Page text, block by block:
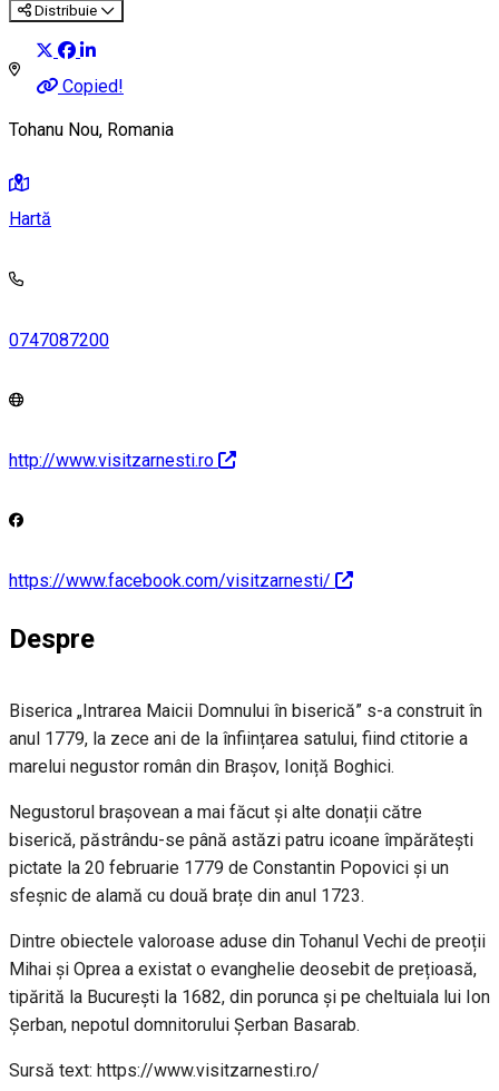
Distribuie
Copied!
Tohanu Nou, Romania
Hartă
0747087200
http://www.visitzarnesti.ro
https://www.facebook.com/visitzarnesti/
Despre
Biserica „Intrarea Maicii Domnului în biserică” s-a construit în
anul 1779, la zece ani de la înființarea satului, fiind ctitorie a
marelui negustor român din Brașov, Ioniță Boghici.
Negustorul brașovean a mai făcut și alte donații către
biserică, păstrându-se până astăzi patru icoane împărătești
pictate la 20 februarie 1779 de Constantin Popovici și un
sfeșnic de alamă cu două brațe din anul 1723.
Dintre obiectele valoroase aduse din Tohanul Vechi de preoții
Mihai și Oprea a existat o evanghelie deosebit de prețioasă,
tipărită la București la 1682, din porunca și pe cheltuiala lui Ion
Șerban, nepotul domnitorului Șerban Basarab.
Sursă text: https://www.visitzarnesti.ro/